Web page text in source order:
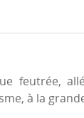
feutrée,
à la